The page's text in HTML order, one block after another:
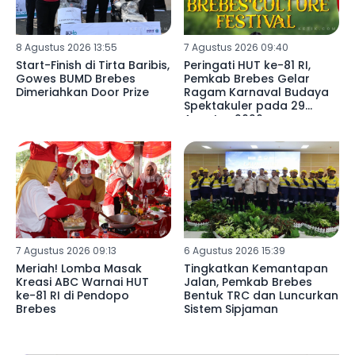
8 Agustus 2026 13:55
Start-Finish di Tirta Baribis,
Gowes BUMD Brebes
Dimeriahkan Door Prize
7 Agustus 2026 09:40
Peringati HUT ke-81 RI,
Pemkab Brebes Gelar
Ragam Karnaval Budaya
Spektakuler pada 29
Agustus 2026
7 Agustus 2026 09:13
Meriah! Lomba Masak
Kreasi ABC Warnai HUT
ke-81 RI di Pendopo
Brebes
6 Agustus 2026 15:39
Tingkatkan Kemantapan
Jalan, Pemkab Brebes
Bentuk TRC dan Luncurkan
Sistem Sipjaman